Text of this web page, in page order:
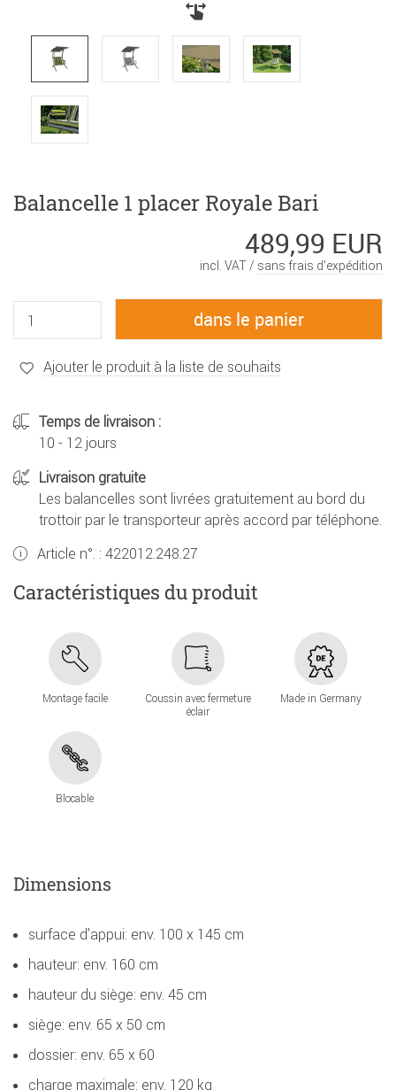
Balancelle 1 placer Royale Bari
489,99 EUR
incl. VAT / sans frais d’expédition
Ajouter le produit à la liste de souhaits
Temps de livraison :
10 - 12 jours
Livraison gratuite
Les balancelles sont livrées gratuitement au bord du
trottoir par le transporteur après accord par téléphone.
Article n°. : 422012.248.27
Caractéristiques du produit
Montage facile
Coussin avec fermeture
éclair
Made in Germany
Blocable
Dimensions
surface d'appui: env. 100 x 145 cm
hauteur: env. 160 cm
hauteur du siège: env. 45 cm
siège: env. 65 x 50 cm
dossier: env. 65 x 60
charge maximale: env. 120 kg